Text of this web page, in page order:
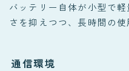
バッテリー自体が小型で
さを抑えつつ、長時間の使
通信環境